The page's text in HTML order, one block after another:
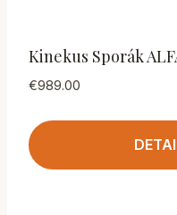
Kinekus Sporák
€989.00